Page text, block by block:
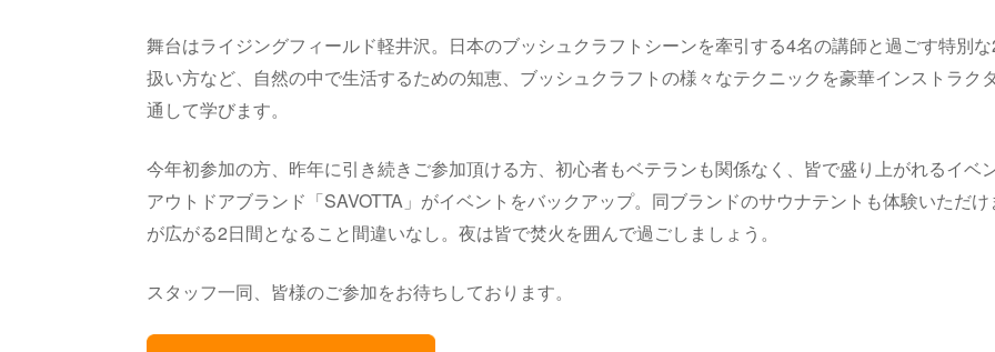
舞台はライジングフィールド軽井沢。日本のブッシュクラフトシーンを牽引する4名の講師と過ごす特別
扱い方など、自然の中で生活するための知恵、ブッシュクラフトの様々なテクニックを豪華インストラク
通して学びます。
今年初参加の方、昨年に引き続きご参加頂ける方、初心者もベテランも関係なく、皆で盛り上がれるイベ
アウトドアブランド「SAVOTTA」がイベントをバックアップ。同ブランドのサウナテントも体験いただ
が広がる2日間となること間違いなし。夜は皆で焚火を囲んで過ごしましょう。
スタッフ一同、皆様のご参加をお待ちしております。